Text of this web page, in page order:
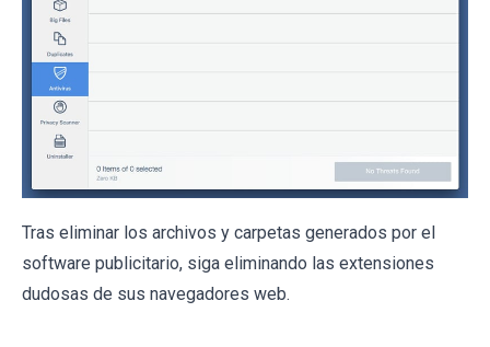
Tras eliminar los archivos y carpetas generados por el
software publicitario, siga eliminando las extensiones
dudosas de sus navegadores web.